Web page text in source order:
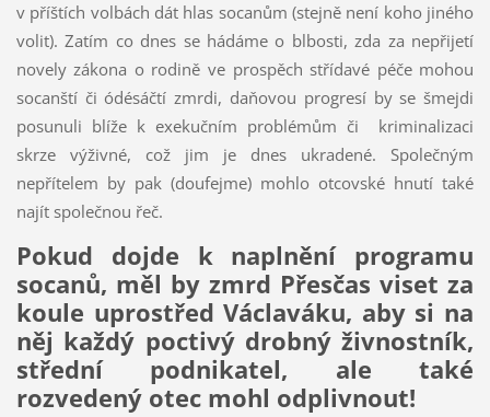
v příštích volbách dát hlas socanům (stejně není koho jiného
volit). Zatím co dnes se hádáme o blbosti, zda za nepřijetí
novely zákona o rodině ve prospěch střídavé péče mohou
socanští či ódésáčtí zmrdi, daňovou progresí by se šmejdi
posunuli blíže k exekučním problémům či kriminalizaci
skrze výživné, což jim je dnes ukradené. Společným
nepřítelem by pak (doufejme) mohlo otcovské hnutí také
najít společnou řeč.
Pokud dojde k naplnění programu
socanů, měl by zmrd Přesčas viset za
koule uprostřed Václaváku, aby si na
něj každý poctivý drobný živnostník,
střední podnikatel, ale také
rozvedený otec mohl odplivnout!